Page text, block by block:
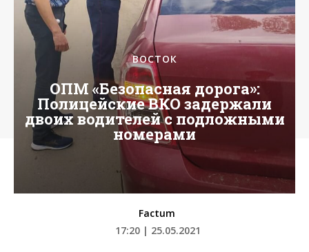
ВОСТОК
ОПМ «Безопасная дорога»:
Полицейские ВКО задержали
двоих водителей с подложными
номерами
Factum
17:20 | 25.05.2021